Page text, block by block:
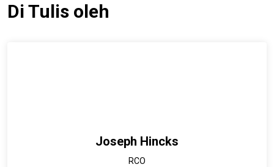
Di Tulis oleh
Joseph Hincks
RCO